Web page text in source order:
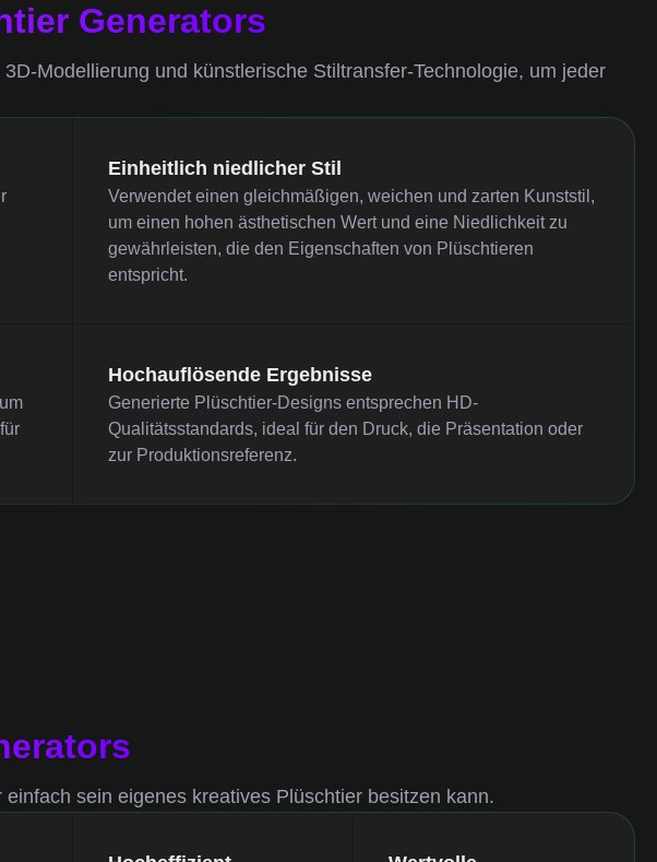
Generators
Modellierung und künstlerische Stiltransfer-Technologie, um jeder
Einheitlich niedlicher Stil
Verwendet einen gleichmäßigen, weichen und zarten Kunststil,
um einen hohen ästhetischen Wert und eine Niedlichkeit zu
gewährleisten, die den Eigenschaften von Plüschtieren
entspricht.
Hochauflösende Ergebnisse
Generierte Plüschtier-Designs entsprechen HD-
Qualitätsstandards, ideal für den Druck, die Präsentation oder
zur Produktionsreferenz.
sein eigenes kreatives Plüschtier besitzen kann.